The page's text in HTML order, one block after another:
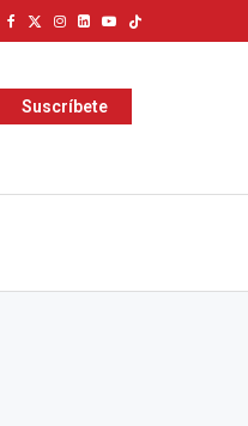
Suscríbete